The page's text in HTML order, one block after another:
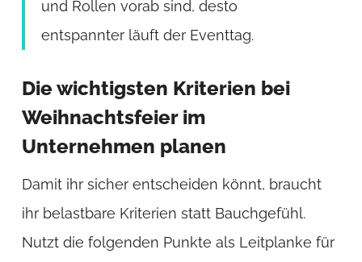
und Rollen vorab sind, desto
entspannter läuft der Eventtag.
Die wichtigsten Kriterien bei
Weihnachtsfeier im
Unternehmen planen
Damit ihr sicher entscheiden könnt, braucht
ihr belastbare Kriterien statt Bauchgefühl.
Nutzt die folgenden Punkte als Leitplanke für